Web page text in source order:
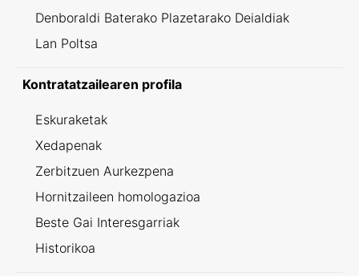
Denboraldi Baterako Plazetarako Deialdiak
Lan Poltsa
Kontratatzailearen profila
Eskuraketak
Xedapenak
Zerbitzuen Aurkezpena
Hornitzaileen homologazioa
Beste Gai Interesgarriak
Historikoa